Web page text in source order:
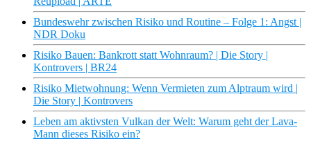
Bundeswehr zwischen Risiko und Routine – Folge 1: Angst |
NDR Doku
Risiko Bauen: Bankrott statt Wohnraum? | Die Story |
Kontrovers | BR24
Risiko Mietwohnung: Wenn Vermieten zum Alptraum wird |
Die Story | Kontrovers
Leben am aktivsten Vulkan der Welt: Warum geht der Lava-
Mann dieses Risiko ein?